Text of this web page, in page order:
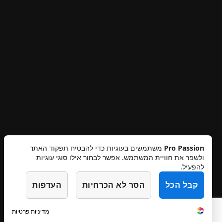
תקנון אתר מדיניות פרטיות ביטולים והחזרות
עיצוב והקמה סטודיו מיכל
Pro Passion משתמשים בעוגיות כדי להבטיח תפקוד האתר
ולשפר את חוויית המשתמש. אפשר לבחור אילו סוגי עוגיות
להפעיל.
קבל הכל הסר לא הכרחיות העדפות
מדיניות פרטיות